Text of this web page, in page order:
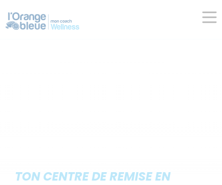
TON CENTRE DE REMISE EN